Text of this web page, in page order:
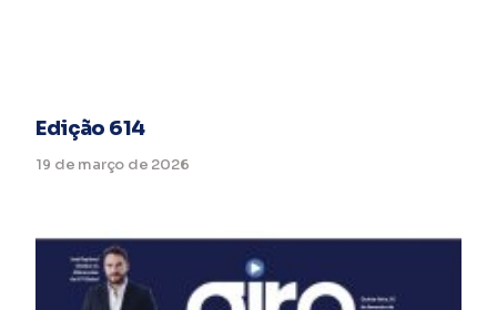
Edição 614
19 de março de 2026